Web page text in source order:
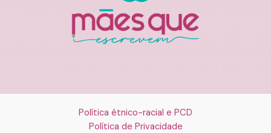
Política étnico-racial e PCD
Política de Privacidade